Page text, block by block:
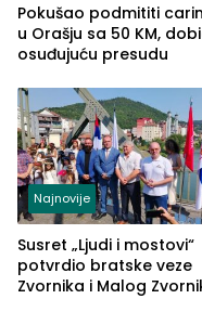
Pokušao podmititi
u Orašju sa 50 KM,
osuđujuću presudu
Najnovije
Susret „Ljudi i mostovi“
potvrdio bratske veze
Zvornika i Malog